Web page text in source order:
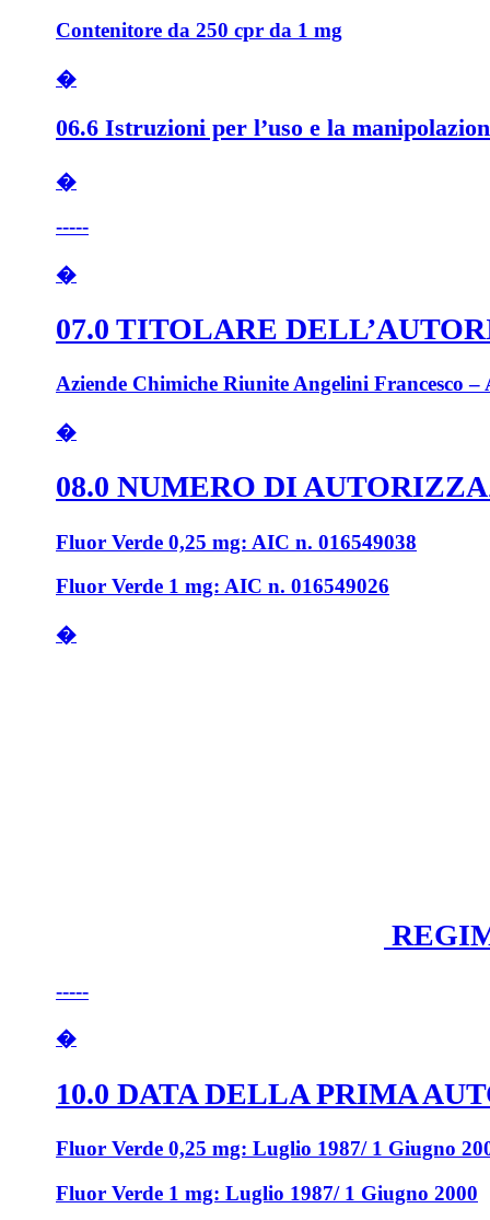
Contenitore da 250 cpr da 1 mg
�
06.6 Istruzioni per l’uso e la
�
-----
�
07.0 TITOLARE
Aziende Chimiche Riunite Angelini Francesco
�
08.0 NUMERO DI
Fluor Verde 0,25 mg: AIC n. 016549038
Fluor Verde 1 mg: AIC n. 016549026
�
-----
�
10.0 DATA DELLA PRIMA
Fluor Verde 0,25 mg: Luglio 1987/ 1 Giugno
Fluor Verde 1 mg: Luglio 1987/ 1 Giugno 2000